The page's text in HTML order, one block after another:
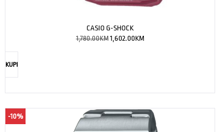
CASIO G-SHOCK
1,780.00KM 1,602.00KM
KUPI
-10%